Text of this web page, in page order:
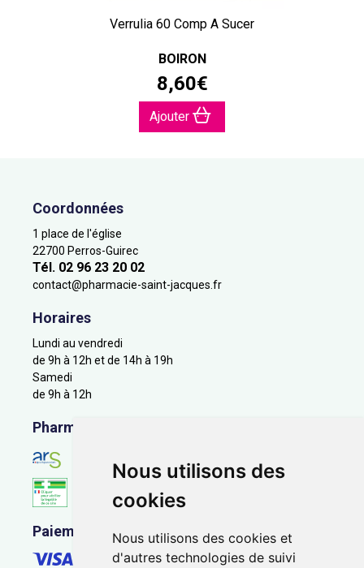
Nous utilisons des
cookies
Nous utilisons des cookies et
d'autres technologies de suivi
Verrulia 60 Comp A Sucer
BOIRON
8,60€
Ajouter
Coordonnées
1 place de l'église
22700 Perros-Guirec
Tél. 02 96 23 20 02
contact@pharmacie-saint-jacques.fr
Horaires
Lundi au vendredi
de 9h à 12h et de 14h à 19h
Samedi
de 9h à 12h
Pharmacie en ligne agréée
Paiement sécurisé